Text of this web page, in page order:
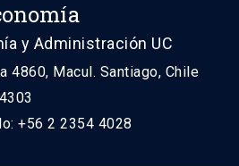
y Administración UC
4860, Macul. Santiago, Chile
+56 2 2354 4028